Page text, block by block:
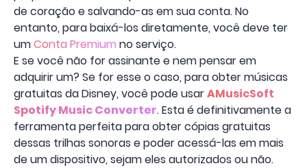
de coração e salvando-as em sua conta. No
entanto, para baixá-los diretamente, você deve ter
umConta Premium no serviço.
E se você não for assinante e nem pensar em
adquirir um? Se for esse o caso, para obter músicas
gratuitas da Disney, você pode usarAMusicSoft
Spotify Music Converter. Esta é definitivamente a
ferramenta perfeita para obter cópias gratuitas
dessas trilhas sonoras e poder acessá-las em mais
de um dispositivo, sejam eles autorizados ou não.